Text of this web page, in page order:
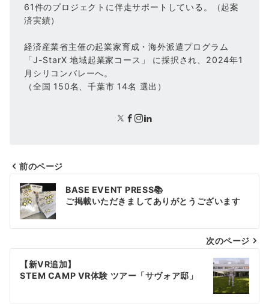
61件のプロジェクトに伴走サポートしている。（起案
済実績）
経済産業省主催の起業家育成・海外派遣プログラム
「J-StarX 地域起業家コース」 に採択され、2024年1
月シリコンバレーへ。
（全国 150名、千葉市 14名 選出）
投
稿
ナ
ビ
前のページ
BASE EVENT PRESS📚
ご掲載いただきましてありがとうございます
次のページ
【新VR追加】
STEM CAMP VR体験 ツアー「サヴォア邸」